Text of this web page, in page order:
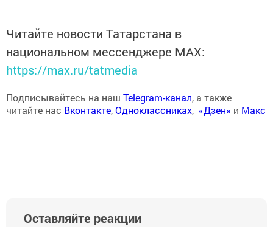
Читайте новости Татарстана в
национальном мессенджере MАХ:
https://max.ru/tatmedia
Подписывайтесь на наш Telegram-канал, а также
читайте нас Вконтакте,Одноклассниках, «Дзен» и Макс
Оставляйте реакции